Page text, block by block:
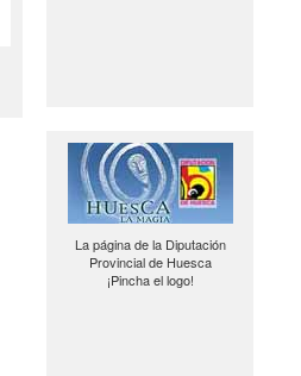
La página de la Diputación
Provincial de Huesca
¡Pincha el logo!